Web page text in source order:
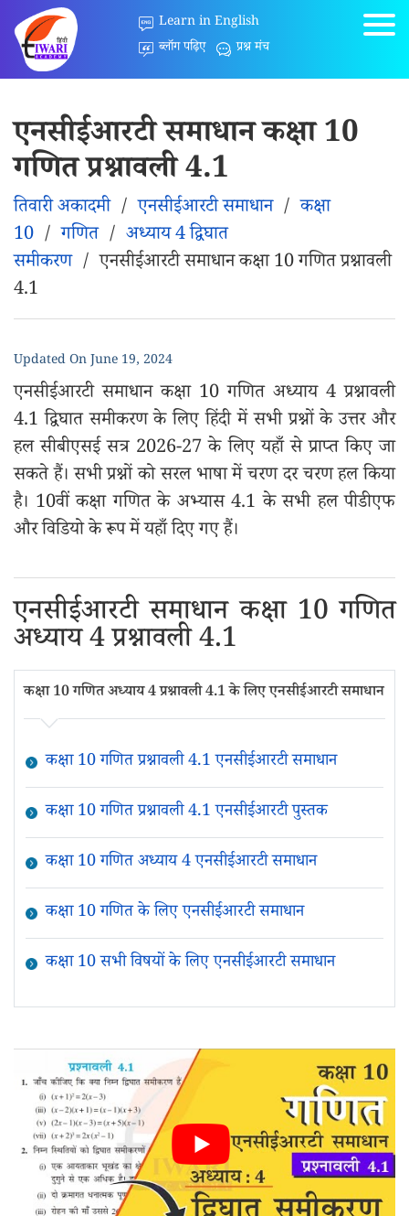
Learn in English
ब्लॉग पढ़िए
प्रश्न मंच
एनसीईआरटी समाधान कक्षा 10
गणित प्रश्नावली 4.1
तिवारी अकादमी/एनसीईआरटी समाधान/कक्षा
10 /गणित/ अध्याय 4 द्विघात
समीकरण/एनसीईआरटी समाधान कक्षा 10 गणित प्रश्नावली
4.1
Updated OnJune 19, 2024
एनसीईआरटी समाधान कक्षा 10 गणित अध्याय 4 प्रश्नावली
4.1 द्विघात समीकरण के लिए हिंदी में सभी प्रश्नों के उत्तर और
हल सीबीएसई सत्र 2026-27 के लिए यहाँ से प्राप्त किए जा
सकते हैं। सभी प्रश्नों को सरल भाषा में चरण दर चरण हल किया
है। 10वीं कक्षा गणित के अभ्यास 4.1 के सभी हल पीडीएफ
और विडियो के रूप में यहाँ दिए गए हैं।
एनसीईआरटी समाधान कक्षा 10 गणित
अध्याय 4 प्रश्नावली 4.1
कक्षा 10 गणित अध्याय 4 प्रश्नावली 4.1 के लिए एनसीईआरटी समाधान
कक्षा 10 गणित प्रश्नावली 4.1 एनसीईआरटी समाधान
कक्षा 10 गणित प्रश्नावली 4.1 एनसीईआरटी पुस्तक
कक्षा 10 गणित अध्याय 4 एनसीईआरटी समाधान
कक्षा 10 गणित के लिए एनसीईआरटी समाधान
कक्षा 10 सभी विषयों के लिए एनसीईआरटी समाधान